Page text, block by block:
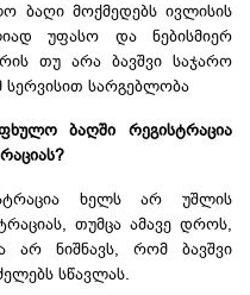
ბაღი მოქმედებს ივლისის
უფასო და ნებისმიერ
თუ არა ბავშვი საჯარო
სარგებლობა
ბაღში რეგისტრაცია
ხელს არ უშლის
თუმცა ამავე დროს,
არ ნიშნავს, რომ ბავშვი
სწავლას.